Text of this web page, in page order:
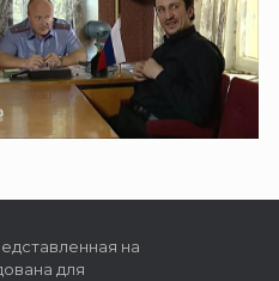
на
для